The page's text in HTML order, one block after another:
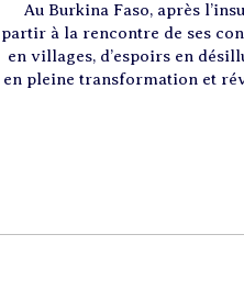
Au Burkina Faso, après
partir à la rencontre de ses
en villages, d’espoirs en
en pleine transformation et